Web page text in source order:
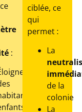
:
ciblée, ce
qui
permet :
La
de la
colonie
La